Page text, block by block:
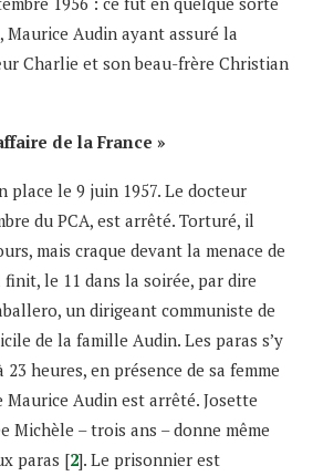
Audin ayant assuré la
Charlie et son beau-frère Christian
de la France »
place le 9 juin 1957. Le docteur
du PCA, est arrêté. Torturé, il
mais craque devant la menace de
le 11 dans la soirée, par dire
un dirigeant communiste de
de la famille Audin. Les paras s’y
23 heures, en présence de sa femme
Maurice Audin est arrêté. Josette
Michèle – trois ans – donne même
paras [2]. Le prisonnier est